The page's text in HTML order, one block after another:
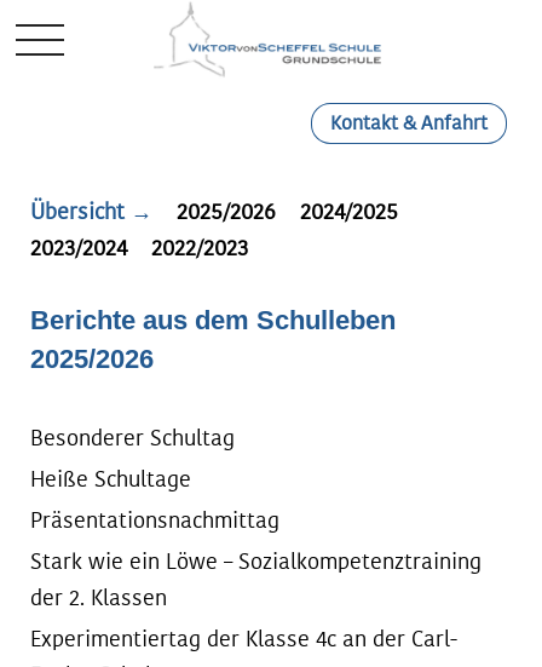
Mobile Menu Toggle
Kontakt & Anfahrt
Übersicht → 2025/2026
2024/2025
2023/2024
2022/2023
Berichte aus dem Schulleben
2025/2026
Besonderer Schultag
Heiße Schultage
Präsentationsnachmittag
Stark wie ein Löwe – Sozialkompetenztraining
der 2. Klassen
Experimentiertag der Klasse 4c an der Carl-